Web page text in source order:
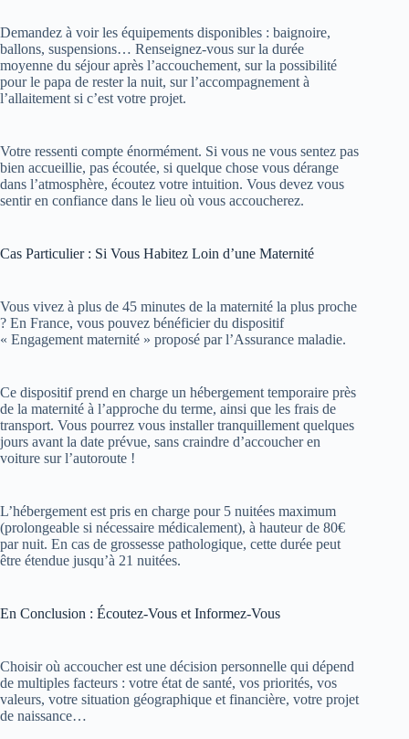
Demandez à voir les équipements disponibles : baignoire,
ballons, suspensions… Renseignez-vous sur la durée
moyenne du séjour après l’accouchement, sur la possibilité
pour le papa de rester la nuit, sur l’accompagnement à
l’allaitement si c’est votre projet.
Votre ressenti compte énormément. Si vous ne vous sentez pas
bien accueillie, pas écoutée, si quelque chose vous dérange
dans l’atmosphère, écoutez votre intuition. Vous devez vous
sentir en confiance dans le lieu où vous accoucherez.
Cas Particulier : Si Vous Habitez Loin d’une Maternité
Vous vivez à plus de 45 minutes de la maternité la plus proche
? En France, vous pouvez bénéficier du dispositif
« Engagement maternité » proposé par l’Assurance maladie.
Ce dispositif prend en charge un hébergement temporaire près
de la maternité à l’approche du terme, ainsi que les frais de
transport. Vous pourrez vous installer tranquillement quelques
jours avant la date prévue, sans craindre d’accoucher en
voiture sur l’autoroute !
L’hébergement est pris en charge pour 5 nuitées maximum
(prolongeable si nécessaire médicalement), à hauteur de 80€
par nuit. En cas de grossesse pathologique, cette durée peut
être étendue jusqu’à 21 nuitées.
En Conclusion : Écoutez-Vous et Informez-Vous
Choisir où accoucher est une décision personnelle qui dépend
de multiples facteurs : votre état de santé, vos priorités, vos
valeurs, votre situation géographique et financière, votre projet
de naissance…